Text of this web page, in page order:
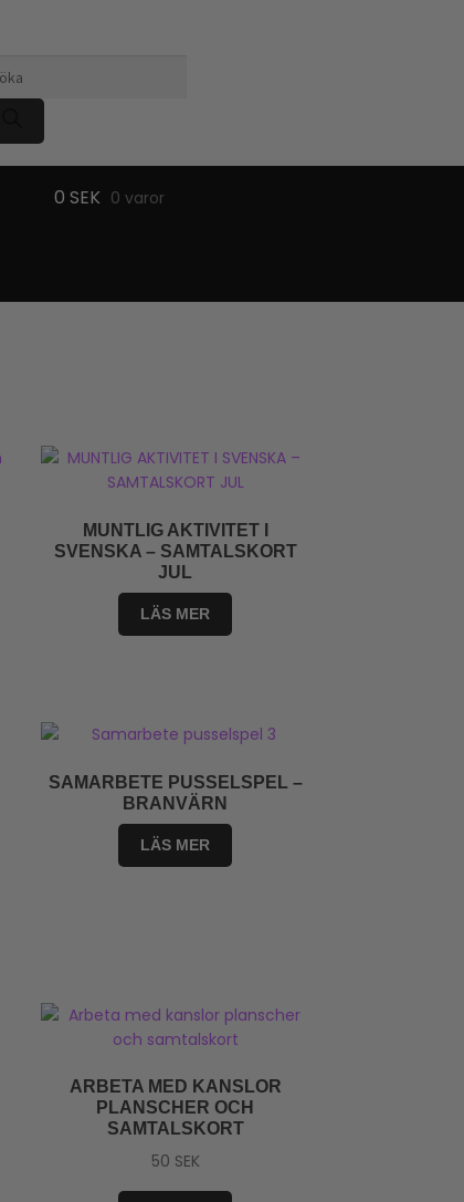
0 SEK 0 varor
MUNTLIG AKTIVITET I
SVENSKA – SAMTALSKORT
JUL
LÄS MER
SAMARBETE PUSSELSPEL –
BRANVÄRN
LÄS MER
ARBETA MED KANSLOR
PLANSCHER OCH
SAMTALSKORT
50 SEK